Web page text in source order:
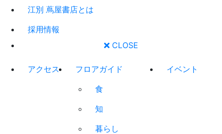
江別 蔦屋書店とは
採用情報
CLOSE
アクセス
フロアガイド
食
知
暮らし
イベント